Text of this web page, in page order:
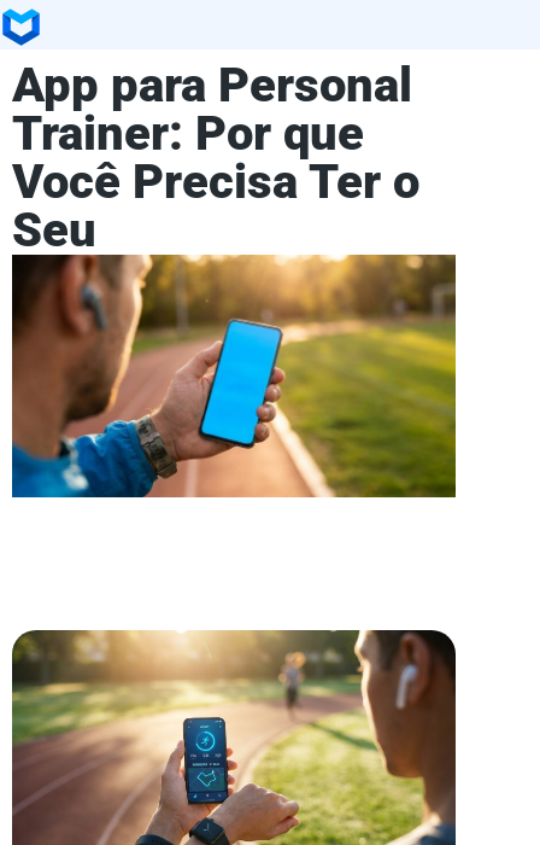
App para Personal
Trainer: Por que
Você Precisa Ter o
Seu